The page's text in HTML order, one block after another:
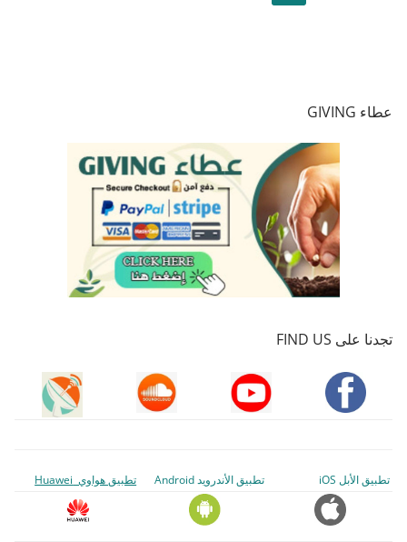
عطاء GIVING
تجدنا على FIND US
تطبيق الأبل iOS تطبيق الأندرويد Android تطبيق هواوي Huawei